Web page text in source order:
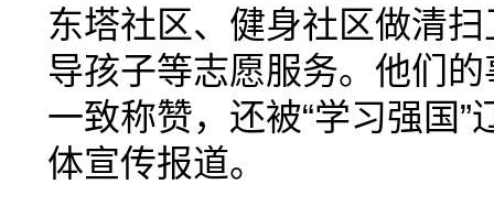
东塔社区、健身社区做清
导孩子等志愿服务。他们
一致称赞，还被“学习强国
体宣传报道。